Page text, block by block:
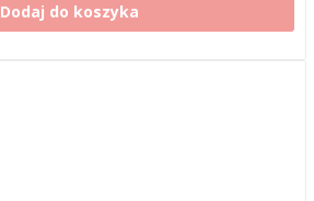
Dodaj do koszyka